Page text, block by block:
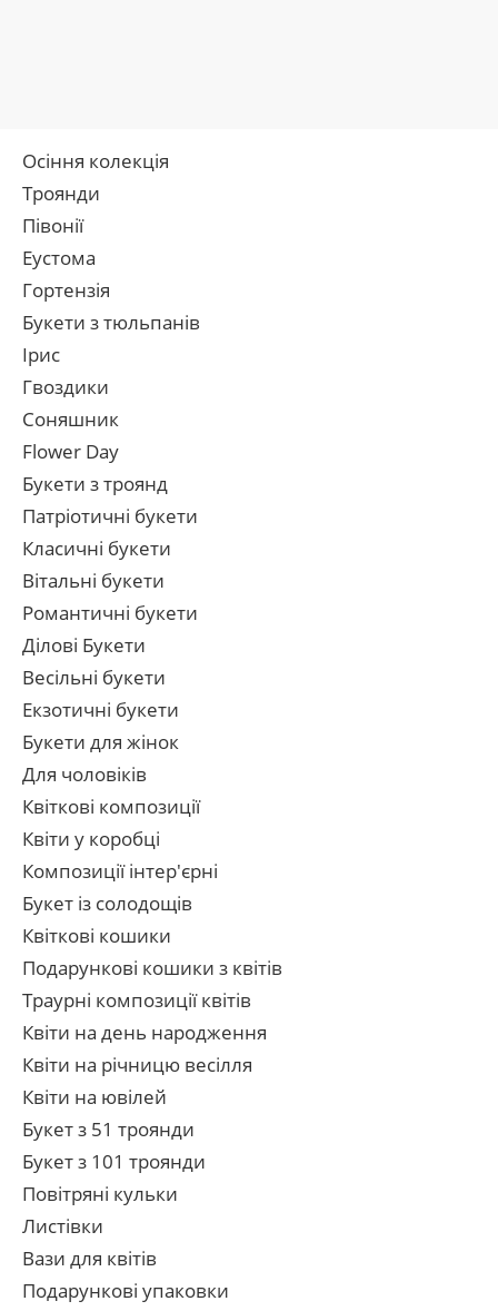
Осіння колекція
Троянди
Півонії
Еустома
Гортензія
Букети з тюльпанів
Ірис
Гвоздики
Соняшник
Flower Day
Букети з троянд
Патріотичні букети
Класичні букети
Вітальні букети
Романтичні букети
Ділові Букети
Весільні букети
Екзотичні букети
Букети для жінок
Для чоловіків
Квіткові композиції
Квіти у коробці
Композиції інтер'єрні
Букет із солодощів
Квіткові кошики
Подарункові кошики з квітів
Траурні композиції квітів
Квіти на день народження
Квіти на річницю весілля
Квіти на ювілей
Букет з 51 троянди
Букет з 101 троянди
Повітряні кульки
Листівки
Вази для квітів
Подарункові упаковки